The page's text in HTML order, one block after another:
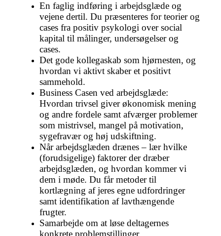
En faglig indføring i arbejdsglæde og
vejene dertil. Du præsenteres for teorier og
cases fra positiv psykologi over social
kapital til målinger, undersøgelser og
cases.
Det gode kollegaskab som hjørnesten, og
hvordan vi aktivt skaber et positivt
sammehold.
Business Casen ved arbejdsglæde:
Hvordan trivsel giver økonomisk mening
og andre fordele samt afværger problemer
som mistrivsel, mangel på motivation,
sygefravær og høj udskiftning.
Når arbejdsglæden drænes – lær hvilke
(forudsigelige) faktorer der dræber
arbejdsglæden, og hvordan kommer vi
dem i møde. Du får metoder til
kortlægning af jeres egne udfordringer
samt identifikation af lavthængende
frugter.
Samarbejde om at løse deltagernes
konkrete problemstillinger.